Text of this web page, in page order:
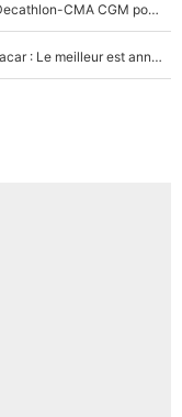
Une signature très importante se prépare chez Decathlon-CMA CGM pour aider Paul Seixas à gagner le Tour de France 2027
Paul Seixas en route pour succéder à Tadej Pogacar : Le meilleur est annoncé pour l’avenir de la pépite française